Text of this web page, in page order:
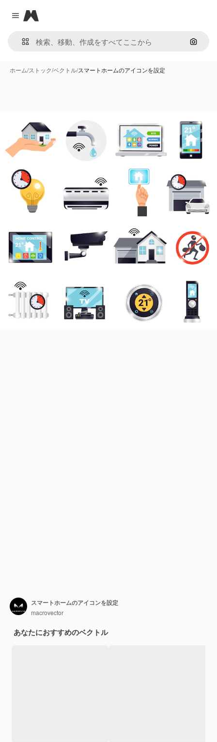
Close menu
Magnific
画像で
ホーム/ストック/ベクトル/スマートホームのアイコンを設定
スマートホームのアイコンを設定
macrovector
あなたにおすすめのベクトル